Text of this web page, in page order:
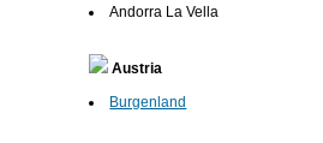
Andorra La Vella
Austria
Burgenland